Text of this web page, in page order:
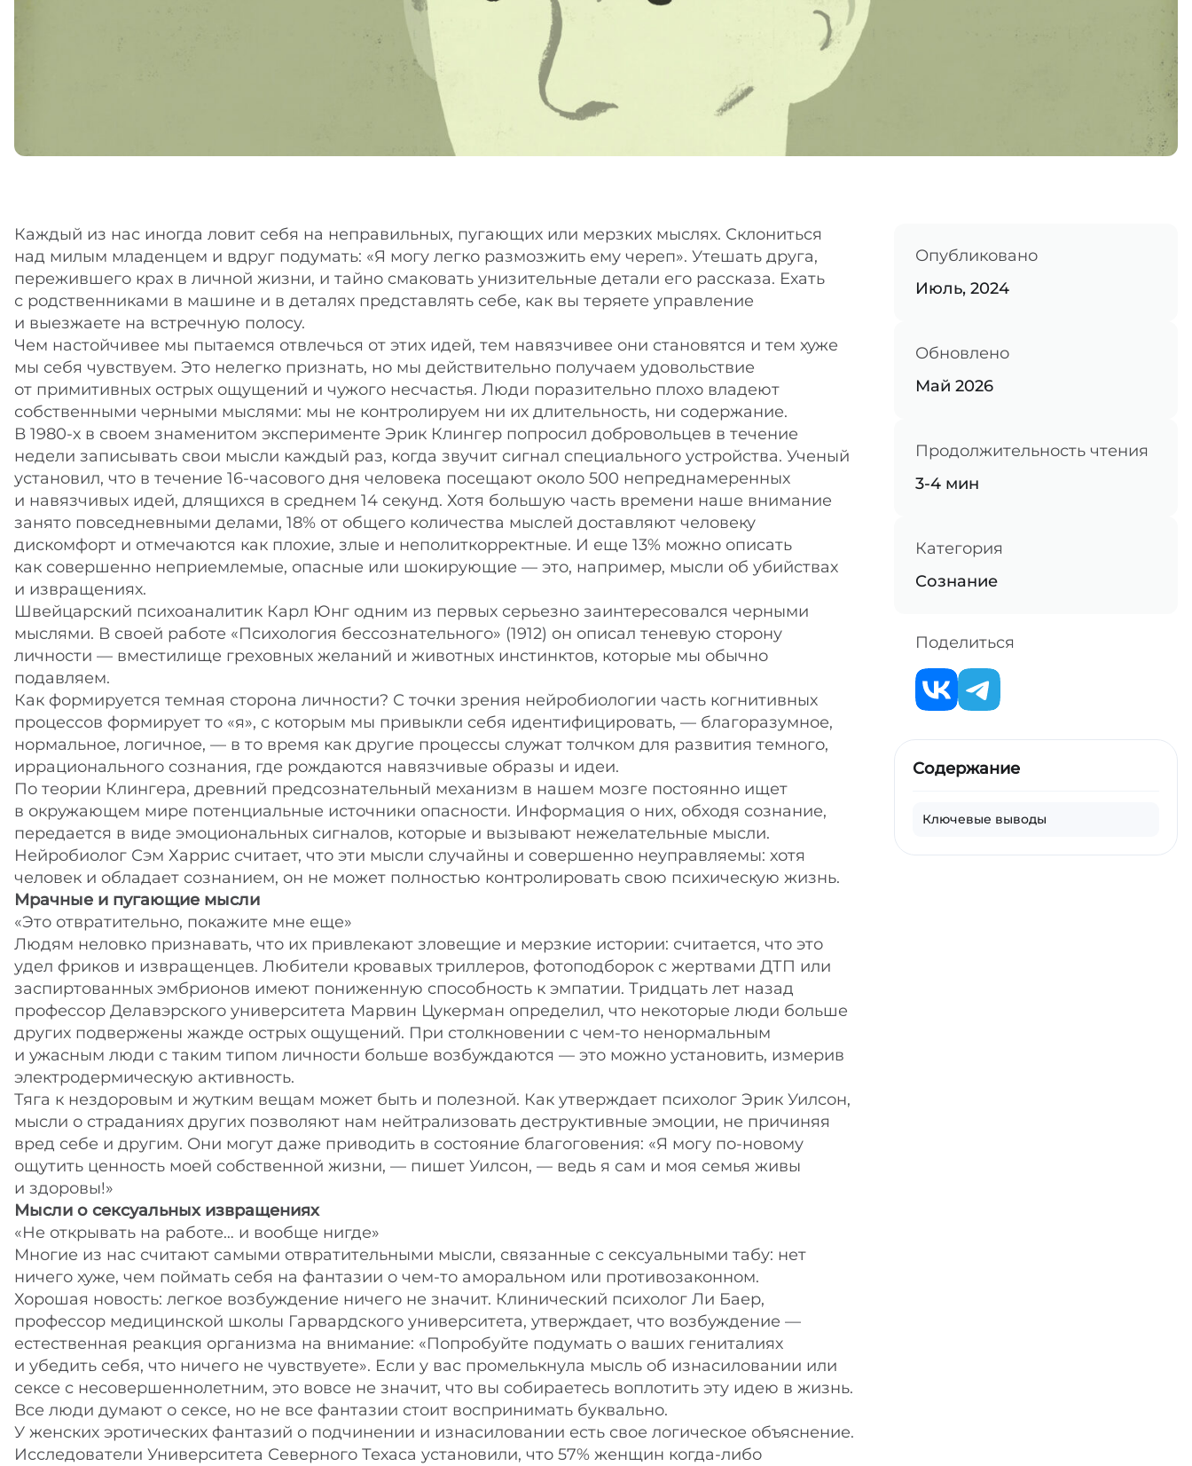
Каждый из нас иногда ловит себя на неправильных, пугающих или мерзких мыслях. Склониться
над милым младенцем и вдруг подумать: «Я могу легко размозжить ему череп». Утешать друга,
пережившего крах в личной жизни, и тайно смаковать унизительные детали его рассказа. Ехать
с родственниками в машине и в деталях представлять себе, как вы теряете управление
и выезжаете на встречную полосу.
Чем настойчивее мы пытаемся отвлечься от этих идей, тем навязчивее они становятся и тем хуже
мы себя чувствуем. Это нелегко признать, но мы действительно получаем удовольствие
от примитивных острых ощущений и чужого несчастья. Люди поразительно плохо владеют
собственными черными мыслями: мы не контролируем ни их длительность, ни содержание.
В 1980-х в своем знаменитом эксперименте Эрик Клингер попросил добровольцев в течение
недели записывать свои мысли каждый раз, когда звучит сигнал специального устройства. Ученый
установил, что в течение 16-часового дня человека посещают около 500 непреднамеренных
и навязчивых идей, длящихся в среднем 14 секунд. Хотя большую часть времени наше внимание
занято повседневными делами, 18% от общего количества мыслей доставляют человеку
дискомфорт и отмечаются как плохие, злые и неполиткорректные. И еще 13% можно описать
как совершенно неприемлемые, опасные или шокирующие — это, например, мысли об убийствах
и извращениях.
Швейцарский психоаналитик Карл Юнг одним из первых серьезно заинтересовался черными
мыслями. В своей работе «Психология бессознательного» (1912) он описал теневую сторону
личности — вместилище греховных желаний и животных инстинктов, которые мы обычно
подавляем.
Как формируется темная сторона личности? С точки зрения нейробиологии часть когнитивных
процессов формирует то «я», с которым мы привыкли себя идентифицировать, — благоразумное,
нормальное, логичное, — в то время как другие процессы служат толчком для развития темного,
иррационального сознания, где рождаются навязчивые образы и идеи.
По теории Клингера, древний предсознательный механизм в нашем мозге постоянно ищет
в окружающем мире потенциальные источники опасности. Информация о них, обходя сознание,
передается в виде эмоциональных сигналов, которые и вызывают нежелательные мысли.
Нейробиолог Сэм Харрис считает, что эти мысли случайны и совершенно неуправляемы: хотя
человек и обладает сознанием, он не может полностью контролировать свою психическую жизнь.
Мрачные и пугающие мысли
«Это отвратительно, покажите мне еще»
Людям неловко признавать, что их привлекают зловещие и мерзкие истории: считается, что это
удел фриков и извращенцев. Любители кровавых триллеров, фотоподборок с жертвами ДТП или
заспиртованных эмбрионов имеют пониженную способность к эмпатии. Тридцать лет назад
профессор Делавэрского университета Марвин Цукерман определил, что некоторые люди больше
других подвержены жажде острых ощущений. При столкновении с чем-то ненормальным
и ужасным люди с таким типом личности больше возбуждаются — это можно установить, измерив
электродермическую активность.
Тяга к нездоровым и жутким вещам может быть и полезной. Как утверждает психолог Эрик Уилсон,
мысли о страданиях других позволяют нам нейтрализовать деструктивные эмоции, не причиняя
вред себе и другим. Они могут даже приводить в состояние благоговения: «Я могу по-новому
ощутить ценность моей собственной жизни, — пишет Уилсон, — ведь я сам и моя семья живы
и здоровы!»
Мысли о сексуальных извращениях
«Не открывать на работе… и вообще нигде»
Многие из нас считают самыми отвратительными мысли, связанные с сексуальными табу: нет
ничего хуже, чем поймать себя на фантазии о чем-то аморальном или противозаконном.
Хорошая новость: легкое возбуждение ничего не значит. Клинический психолог Ли Баер,
профессор медицинской школы Гарвардского университета, утверждает, что возбуждение —
естественная реакция организма на внимание: «Попробуйте подумать о ваших гениталиях
и убедить себя, что ничего не чувствуете». Если у вас промелькнула мысль об изнасиловании или
сексе с несовершеннолетним, это вовсе не значит, что вы собираетесь воплотить эту идею в жизнь.
Все люди думают о сексе, но не все фантазии стоит воспринимать буквально.
У женских эротических фантазий о подчинении и изнасиловании есть свое логическое объяснение.
Исследователи Университета Северного Техаса установили, что 57% женщин когда-либо
Опубликовано
Июль, 2024
Обновлено
Май 2026
Продолжительность чтения
3-4 мин
Категория
Сознание
Поделиться
Содержание
Ключевые выводы